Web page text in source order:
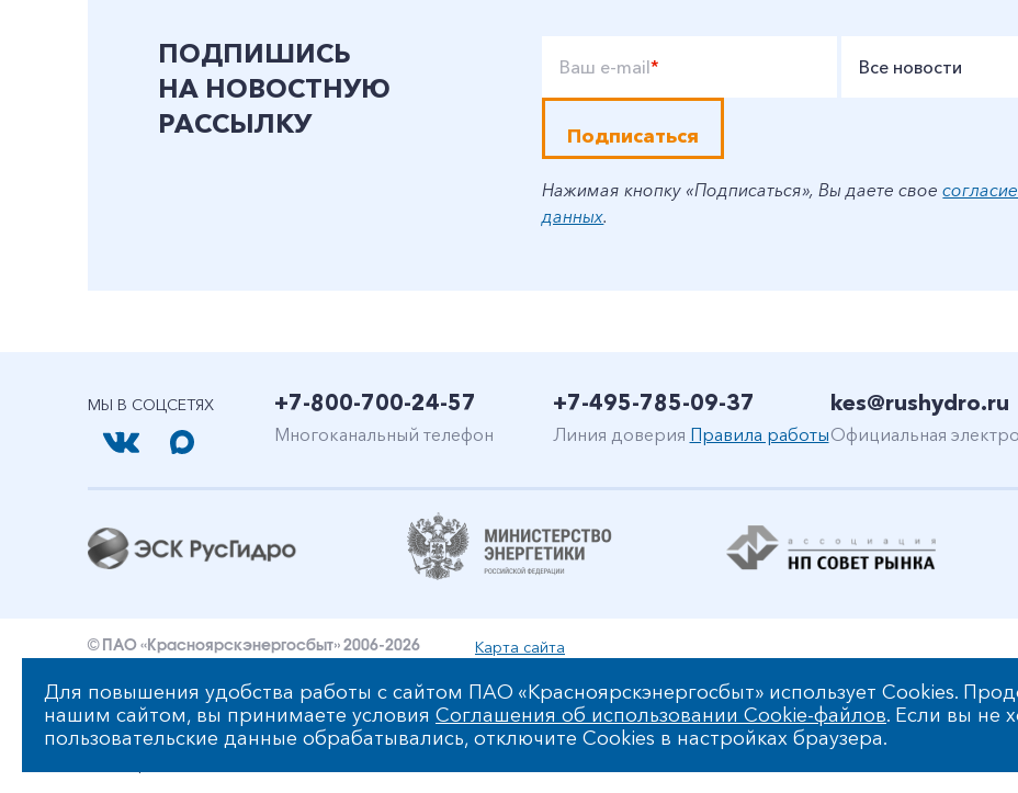
ПОДПИШИСЬ
НА НОВОСТНУЮ
РАССЫЛКУ
Ваш e-mail* Все новости
Подписаться
Нажимая кнопку «Подписаться», Вы даете свое
данных.
МЫ В СОЦСЕТЯХ +7-800-700-24-57
Многоканальный телефон
+7-495-785-09-37
Линия доверия Правила работы
kes@rushydro.ru
Официальная
© ПАО «Красноярскэнергосбыт» 2006-2026
Карта сайта
Уведомление об ответственности и праве интеллектуальной собственности
Политика ПАО «Красноярскэнергосбыт» в отношении обработки персональных данных
Для повышения удобства работы с сайтом ПАО «Красноярскэнергосбыт» использует Cookies.
нашим сайтом, вы принимаете условия Соглашения об использовании Cookie-файлов. Если вы не
пользовательские данные обрабатывались, отключите Cookies в настройках браузера.